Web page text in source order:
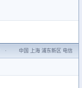
· 中国 上海 浦东新区 电信